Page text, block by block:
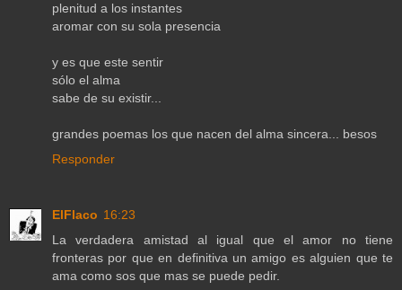
plenitud a los instantes
aromar con su sola presencia
y es que este sentir
sólo el alma
sabe de su existir...
grandes poemas los que nacen del alma sincera... besos
Responder
ElFlaco 16:23
La verdadera amistad al igual que el amor no tiene
fronteras por que en definitiva un amigo es alguien que te
ama como sos que mas se puede pedir.